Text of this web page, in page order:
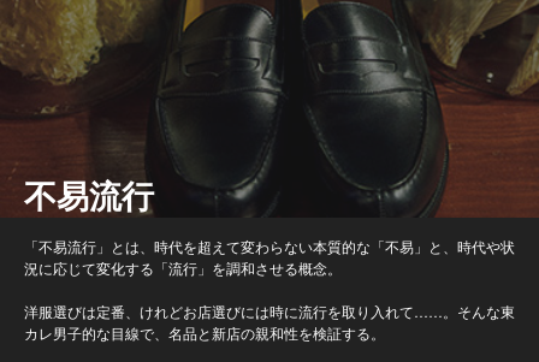
不易流行
「不易流行」とは、時代を超えて変わらない本質的な「不易」と、時代や状
況に応じて変化する「流行」を調和させる概念。
洋服選びは定番、けれどお店選びには時に流行を取り入れて……。そんな東
カレ男子的な目線で、名品と新店の親和性を検証する。